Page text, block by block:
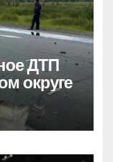
ДТП
округе